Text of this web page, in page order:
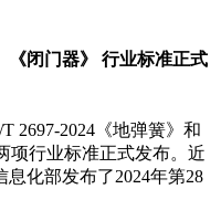
《闭门器》 行业标准正式
2697-2024《地弹簧》和
项行业标准正式发布。近
化部发布了2024年第28